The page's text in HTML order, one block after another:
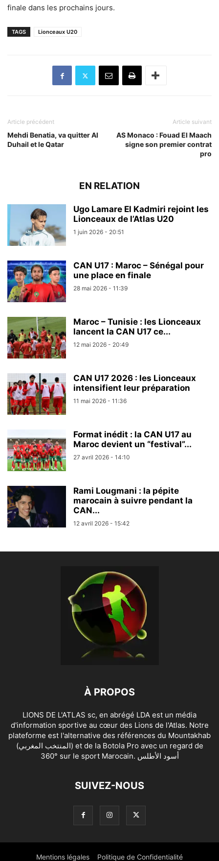
finale dans les prochains jours.
TAGS Lionceaux U20
Article précédent
Mehdi Benatia, va quitter Al
Duhail et le Qatar
Article suivant
AS Monaco : Fouad El Maach
signe son premier contrat
pro
EN RELATION
Ugo Lamare El Kadmiri rejoint les
Lionceaux de l’Atlas U20
1 juin 2026 - 20:51
CAN U17 : Maroc – Sénégal pour
une place en finale
28 mai 2026 - 11:39
Maroc – Tunisie : les Lionceaux
lancent la CAN U17 ce...
12 mai 2026 - 20:49
CAN U17 2026 : les Lionceaux
intensifient leur préparation
11 mai 2026 - 11:36
Format inédit : la CAN U17 au
Maroc devient un “festival”...
27 avril 2026 - 14:10
Rami Lougmani : la pépite
marocain à suivre pendant la
CAN...
12 avril 2026 - 15:42
À PROPOS
LIONS DE L'ATLAS sc, en abrégé LDA est un média
d'information sportive au cœur des Lions de l'Atlas. Notre
plateforme est l'alternative des références du Mountakhab
(المنتخب المغربي) et de la Botola Pro avec un regard de
360° sur le sport Marocain. أسود الأطلس
SUIVEZ-NOUS
Mentions légales Politique de Confidentialité